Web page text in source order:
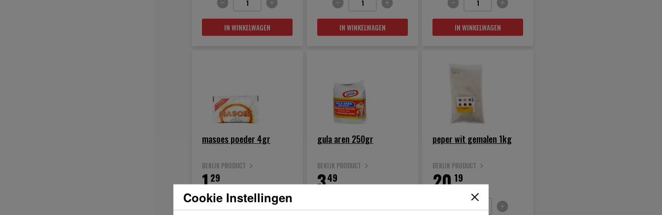
IN WINKELWAGEN IN WINKELWAGEN IN WINKELWAGEN
masoes poeder 4gr
BEKIJK PRODUCT
29
1.
gula aren 250gr
BEKIJK PRODUCT
49
3.
peper wit gemalen 1kg
BEKIJK PRODUCT
19
20.
Cookie Instellingen